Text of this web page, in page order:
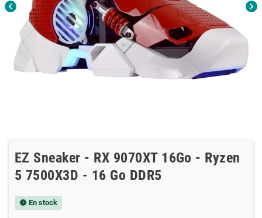
chevron_left chevron_right
EZ Sneaker - RX 9070XT 16Go - Ryzen
5 7500X3D - 16 Go DDR5
new_releases En stock